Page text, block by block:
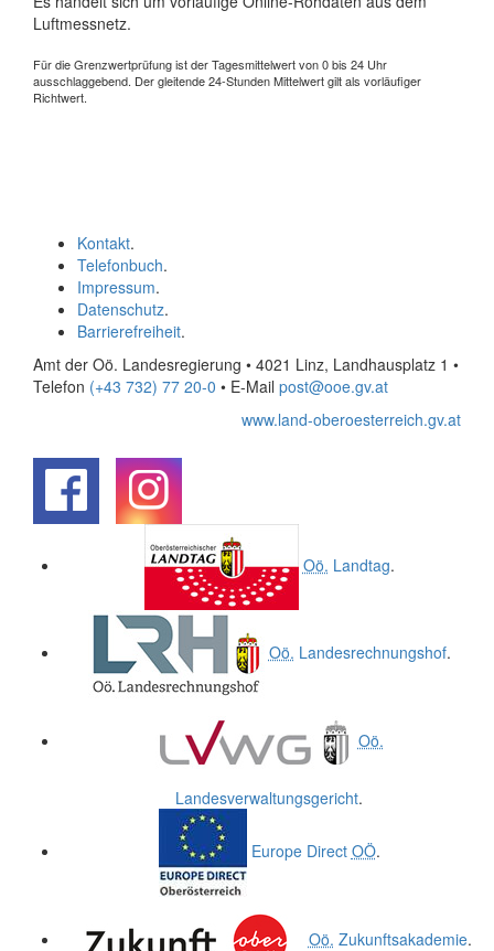
Luftmessnetz.
Für die Grenzwertprüfung ist der Tagesmittelwert von 0 bis 24 Uhr
ausschlaggebend. Der gleitende 24-Stunden Mittelwert gilt als vorläufiger
Richtwert.
Kontakt.
Telefonbuch.
Impressum.
Datenschutz.
Barrierefreiheit.
Amt der Oö. Landesregierung • 4021 Linz, Landhausplatz 1 •
Telefon (+43 732) 77 20-0 • E-Mail post@ooe.gv.at
www.land-oberoesterreich.gv.at
Oö. Landtag.
Oö. Landesrechnungshof.
Oö.
Landesverwaltungsgericht.
Europe Direct OÖ.
Oö. Zukunftsakademie.